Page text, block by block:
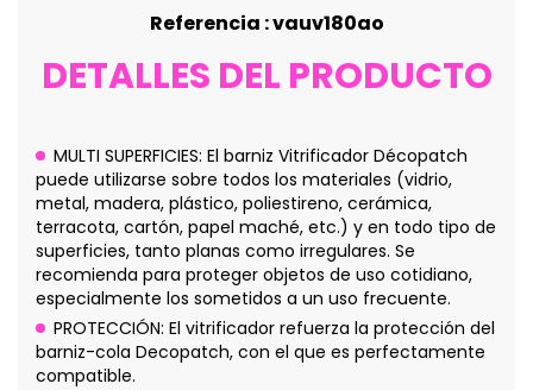
Referencia : vauv180ao
DETALLES DEL PRODUCTO
MULTI SUPERFICIES: El barniz Vitrificador Décopatch
puede utilizarse sobre todos los materiales (vidrio,
metal, madera, plástico, poliestireno, cerámica,
terracota, cartón, papel maché, etc.) y en todo tipo de
superficies, tanto planas como irregulares. Se
recomienda para proteger objetos de uso cotidiano,
especialmente los sometidos a un uso frecuente.
PROTECCIÓN: El vitrificador refuerza la protección del
barniz-cola Decopatch, con el que es perfectamente
compatible.